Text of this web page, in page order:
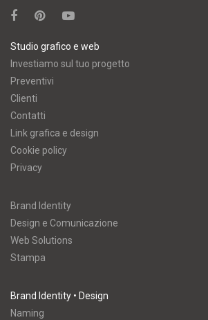
Studio grafico e web
Investiamo sul tuo progetto
Preventivi
Clienti
Contatti
Link grafica e design
Cookie policy
Privacy
Brand Identity
Design e Comunicazione
Web Solutions
Stampa
Brand Identity • Design
Naming